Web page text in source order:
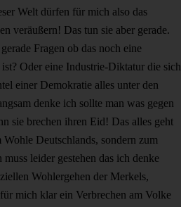
Welt dürfen für mich also das
veräußern! Das tun sie aber gerade.
Fragen ob das noch eine
Oder eine Industrie-Diktatur die sich
einer Demokratie alles unter den
denke ich sollte man was gegen
sie brechen ihren Eid! Das alles geht
Deutschlands, sondern zum
leider gestehen das ich denke
Wohlergehen der Merkels,
mich klar ein Verbrechen am Volke